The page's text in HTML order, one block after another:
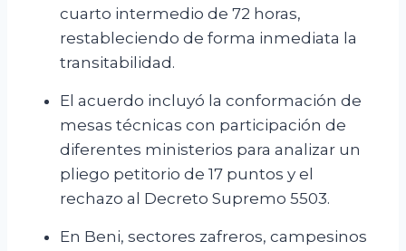
cuarto intermedio de 72 horas,
restableciendo de forma inmediata la
transitabilidad.
El acuerdo incluyó la conformación de
mesas técnicas con participación de
diferentes ministerios para analizar un
pliego petitorio de 17 puntos y el
rechazo al Decreto Supremo 5503.
En Beni, sectores zafreros, campesinos